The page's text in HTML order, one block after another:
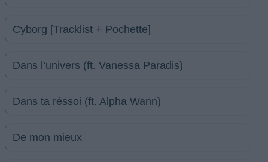
Cyborg [Tracklist + Pochette]
Dans l’univers (ft. Vanessa Paradis)
Dans ta réssoi (ft. Alpha Wann)
De mon mieux